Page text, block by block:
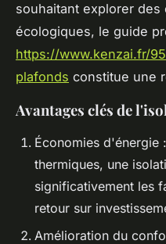
souhaitant explorer
écologiques, le guide
https://www.kenzai.fr/
plafonds constitue une
Avantages clés de
Économies d'énergie
thermiques, une
significativement les
retour sur
Amélioration du